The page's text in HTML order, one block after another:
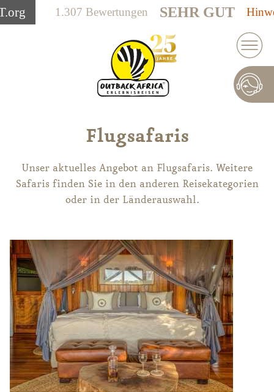
.org 1.307 Bewertungen SEHR GUT
Flugsafaris
Unser aktuelles Angebot an Flugsafaris. Weitere
Safaris finden Sie in den anderen Reisekategorien
oder in der Länderauswahl.